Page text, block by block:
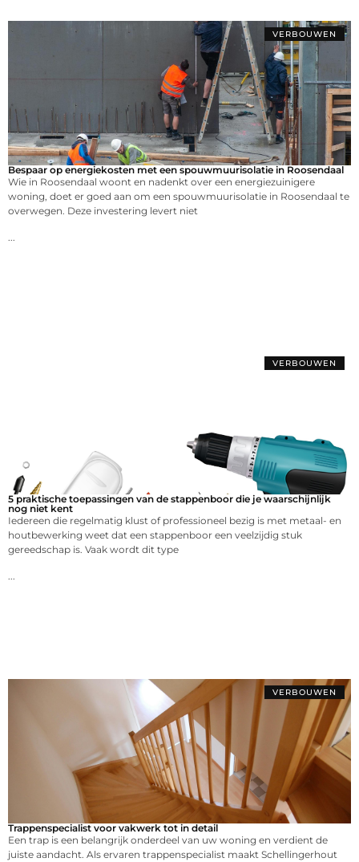
VERBOUWEN
Bespaar op energiekosten met een spouwmuurisolatie in Roosendaal
Wie in Roosendaal woont en nadenkt over een energiezuinigere
woning, doet er goed aan om een spouwmuurisolatie in Roosendaal te
overwegen. Deze investering levert niet
VERBOUWEN
5 praktische toepassingen van de stappenboor die je waarschijnlijk
nog niet kent
Iedereen die regelmatig klust of professioneel bezig is met metaal- en
houtbewerking weet dat een stappenboor een veelzijdig stuk
gereedschap is. Vaak wordt dit type
VERBOUWEN
Trappenspecialist voor vakwerk tot in detail
Een trap is een belangrijk onderdeel van uw woning en verdient de
juiste aandacht. Als ervaren trappenspecialist maakt Schellingerhout